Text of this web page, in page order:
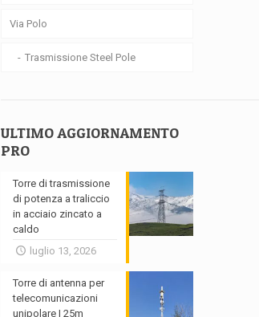
Via Polo
Trasmissione Steel Pole
ULTIMO AGGIORNAMENTO
PRO
Torre di trasmissione
di potenza a traliccio
in acciaio zincato a
caldo
luglio 13, 2026
Torre di antenna per
telecomunicazioni
unipolare | 25m